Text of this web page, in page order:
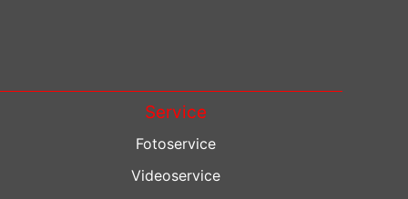
Service
Fotoservice
Videoservice